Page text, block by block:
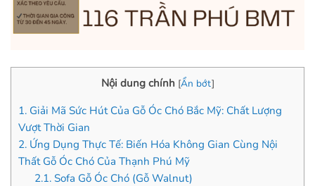
Nội dung chính [Ẩn bớt]
1. Giải Mã Sức Hút Của Gỗ Óc Chó Bắc Mỹ: Chất Lượng
Vượt Thời Gian
2. Ứng Dụng Thực Tế: Biến Hóa Không Gian Cùng Nội
Thất Gỗ Óc Chó Của Thạnh Phú Mỹ
2.1.Sofa Gỗ Óc Chó (Gỗ Walnut)